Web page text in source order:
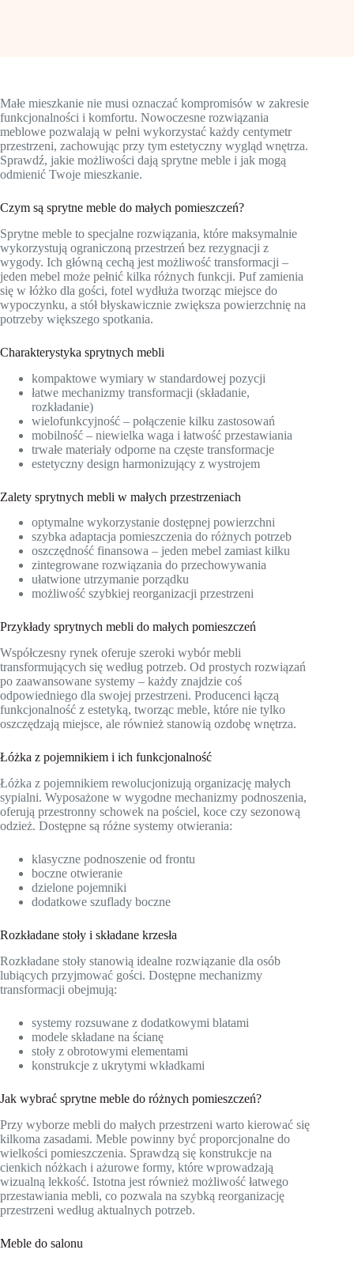
Małe mieszkanie nie musi oznaczać kompromisów w zakresie
funkcjonalności i komfortu. Nowoczesne rozwiązania
meblowe pozwalają w pełni wykorzystać każdy centymetr
przestrzeni, zachowując przy tym estetyczny wygląd wnętrza.
Sprawdź, jakie możliwości dają sprytne meble i jak mogą
odmienić Twoje mieszkanie.
Czym są sprytne meble do małych pomieszczeń?
Sprytne meble to specjalne rozwiązania, które maksymalnie
wykorzystują ograniczoną przestrzeń bez rezygnacji z
wygody. Ich główną cechą jest możliwość transformacji –
jeden mebel może pełnić kilka różnych funkcji. Puf zamienia
się w łóżko dla gości, fotel wydłuża tworząc miejsce do
wypoczynku, a stół błyskawicznie zwiększa powierzchnię na
potrzeby większego spotkania.
Charakterystyka sprytnych mebli
kompaktowe wymiary w standardowej pozycji
łatwe mechanizmy transformacji (składanie,
rozkładanie)
wielofunkcyjność – połączenie kilku zastosowań
mobilność – niewielka waga i łatwość przestawiania
trwałe materiały odporne na częste transformacje
estetyczny design harmonizujący z wystrojem
Zalety sprytnych mebli w małych przestrzeniach
optymalne wykorzystanie dostępnej powierzchni
szybka adaptacja pomieszczenia do różnych potrzeb
oszczędność finansowa – jeden mebel zamiast kilku
zintegrowane rozwiązania do przechowywania
ułatwione utrzymanie porządku
możliwość szybkiej reorganizacji przestrzeni
Przykłady sprytnych mebli do małych pomieszczeń
Współczesny rynek oferuje szeroki wybór mebli
transformujących się według potrzeb. Od prostych rozwiązań
po zaawansowane systemy – każdy znajdzie coś
odpowiedniego dla swojej przestrzeni. Producenci łączą
funkcjonalność z estetyką, tworząc meble, które nie tylko
oszczędzają miejsce, ale również stanowią ozdobę wnętrza.
Łóżka z pojemnikiem i ich funkcjonalność
Łóżka z pojemnikiem rewolucjonizują organizację małych
sypialni. Wyposażone w wygodne mechanizmy podnoszenia,
oferują przestronny schowek na pościel, koce czy sezonową
odzież. Dostępne są różne systemy otwierania:
klasyczne podnoszenie od frontu
boczne otwieranie
dzielone pojemniki
dodatkowe szuflady boczne
Rozkładane stoły i składane krzesła
Rozkładane stoły stanowią idealne rozwiązanie dla osób
lubiących przyjmować gości. Dostępne mechanizmy
transformacji obejmują:
systemy rozsuwane z dodatkowymi blatami
modele składane na ścianę
stoły z obrotowymi elementami
konstrukcje z ukrytymi wkładkami
Jak wybrać sprytne meble do różnych pomieszczeń?
Przy wyborze mebli do małych przestrzeni warto kierować się
kilkoma zasadami. Meble powinny być proporcjonalne do
wielkości pomieszczenia. Sprawdzą się konstrukcje na
cienkich nóżkach i ażurowe formy, które wprowadzają
wizualną lekkość. Istotna jest również możliwość łatwego
przestawiania mebli, co pozwala na szybką reorganizację
przestrzeni według aktualnych potrzeb.
Meble do salonu